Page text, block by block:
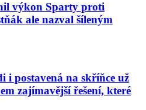
výkon Sparty proti
ale nazval šíleným
i postavená na skříňce už
zajímavější řešení, které